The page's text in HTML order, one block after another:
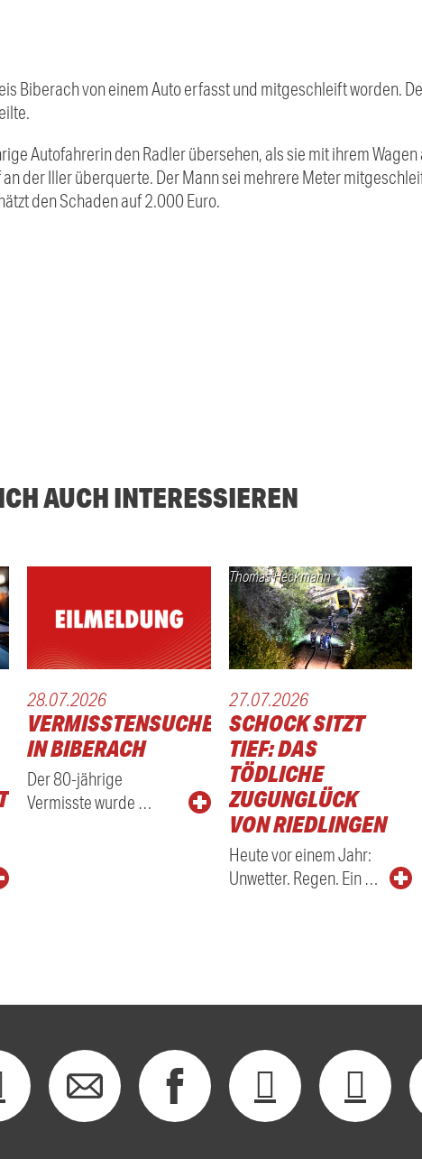
Biberachvon einem Auto erfasst und mitgeschleift worden.
Autofahrerin den Radler übersehen, als sie mit ihrem
der Iller überquerte. Der Mann sei mehrere Meter
den Schaden auf 2.000 Euro.
AUCH INTERESSIEREN
28.07.2026
VERMISSTENSUCHE
IN BIBERACH
Der 80-jährige
Vermisste wurde …
Thomas Heckmann
27.07.2026
SCHOCK SITZT
TIEF: DAS
TÖDLICHE
ZUGUNGLÜCK
VON RIEDLINGEN
Heute vor einem Jahr:
Unwetter. Regen. Ein …